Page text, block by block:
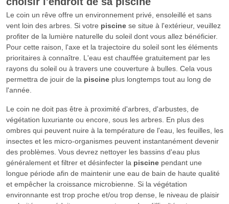
Le coin un rêve offre un environnement privé, ensoleillé et sans
vent loin des arbres. Si votre piscinese situe à l'extérieur, veuillez
profiter de la lumière naturelle du soleil dont vous allez bénéficier.
Pour cette raison, l'axe et la trajectoire du soleil sont les éléments
prioritaires à connaître. L'eau est chauffée gratuitement par les
rayons du soleil ou à travers une couverture à bulles. Cela vous
permettra de jouir de la piscineplus longtemps tout au long de
l'année.
Le coin ne doit pas être à proximité d'arbres, d'arbustes, de
végétation luxuriante ou encore, sous les arbres. En plus des
ombres qui peuvent nuire à la température de l'eau, les feuilles, les
insectes et les micro-organismes peuvent instantanément devenir
des problèmes. Vous devrez nettoyer les bassins d'eau plus
généralement et filtrer et désinfecter la piscinependant une
longue période afin de maintenir une eau de bain de haute qualité
et empêcher la croissance microbienne. Si la végétation
environnante est trop proche et/ou trop dense, le niveau de plaisir